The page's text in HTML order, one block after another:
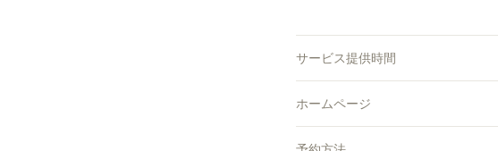
サービス提供時間
ホームページ